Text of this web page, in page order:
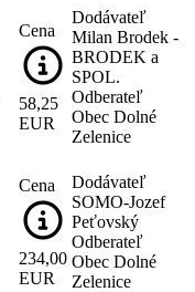
Cena
58,25
EUR
Dodávateľ
Milan Brodek -
BRODEK a
SPOL.
Odberateľ
Obec Dolné
Zelenice
Cena
234,00
EUR
Dodávateľ
SOMO-Jozef
Peťovský
Odberateľ
Obec Dolné
Zelenice